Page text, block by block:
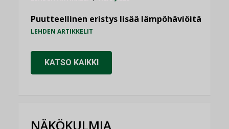
Puutteellinen eristys lisää lämpöhäviöitä
LEHDEN ARTIKKELIT
KATSO KAIKKI
NÄKÖKULMIA